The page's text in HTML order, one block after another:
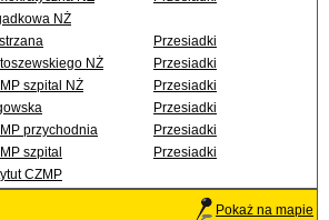
NŻ
Przesiadki
NŻ
Przesiadki
szpital NŻ
Przesiadki
Przesiadki
przychodnia
Przesiadki
szpital
Przesiadki
CZMP
Pokaż na mapie